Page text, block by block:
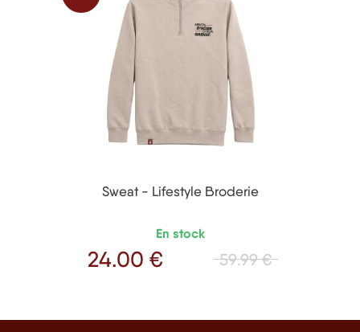
Sweat - Lifestyle Broderie
En stock
Prix de base
59.99 €
24.00 €